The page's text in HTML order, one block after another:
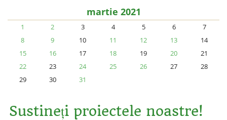
martie 2021
1 2 3 4 5 6
7
8
9 10 11 12 13
14
15
16 17 18 19 20
21
22
23 24 25 26 27
28
29
30 31
Sustineți proiectele noastre!